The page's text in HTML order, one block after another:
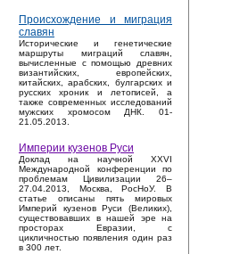
Происхождение и миграция
славян
Исторические и генетические
маршруты миграций славян,
вычисленные с помощью древних
византийских, европейских,
китайских, арабских, булгарских и
русских хроник и летописей, а
также современных исследований
мужских хромосом ДНК. 01-
21.05.2013.
Империи кузенов Руси
Доклад на научной XXVI
Международной конференции по
проблемам Цивилизации 26–
27.04.2013, Москва, РосНоУ. В
статье описаны пять мировых
Империй кузенов Руси (Великих),
существовавших в нашей эре на
просторах Евразии, с
цикличностью появления один раз
в 300 лет.